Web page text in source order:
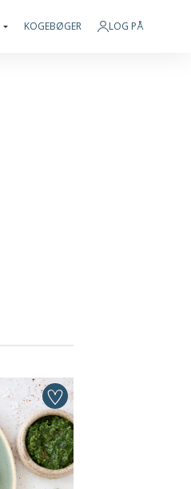
KOGEBØGER LOG PÅ